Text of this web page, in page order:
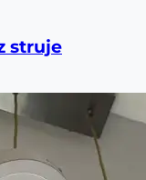
struje